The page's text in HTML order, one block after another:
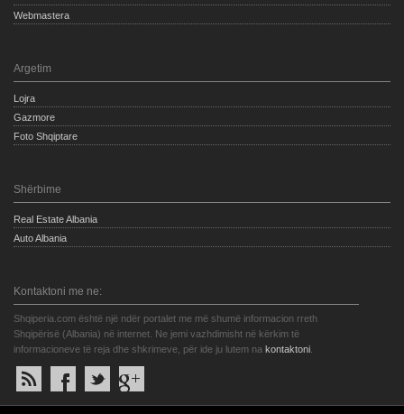
Webmastera
Argetim
Lojra
Gazmore
Foto Shqiptare
Shërbime
Real Estate Albania
Auto Albania
Kontaktoni me ne:
Shqiperia.com është një ndër portalet me më shumë informacion rreth
Shqipërisë (Albania) në internet. Ne jemi vazhdimisht në kërkim të
informacioneve të reja dhe shkrimeve, për ide ju lutem na kontaktoni